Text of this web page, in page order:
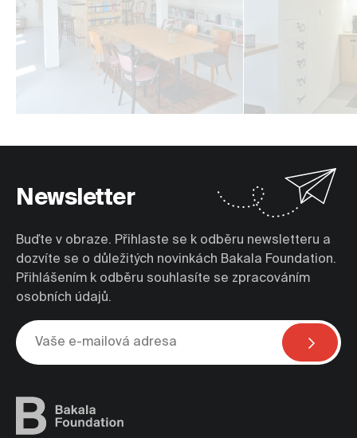
Newsletter
Buďte v obraze. Přihlaste se k odběru newsletteru a
dozvíte se o důležitých novinkách Bakala Foundation.
Přihlášením k odběru souhlasíte se zpracováním
osobních údajů.